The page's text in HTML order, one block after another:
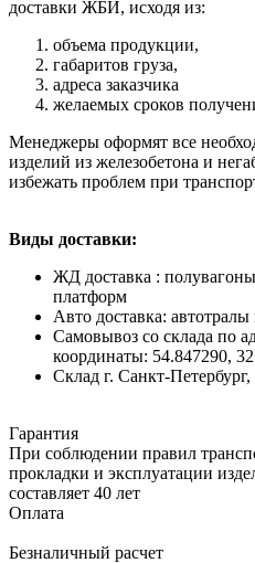
доставки ЖБИ, исходя из:
объема продукции,
габаритов груза,
адреса заказчика
желаемых сроков
Менеджеры оформят все
изделий из железобетона и
избежать проблем при
Виды доставки:
ЖД доставка :
платформ
Авто доставка:
Самовывоз со склада по
координаты: 54.847290,
Cклад г. Санкт-
Гарантия
При соблюдении правил
прокладки и эксплуатации
составляет 40 лет
Оплата
Безналичный расчет